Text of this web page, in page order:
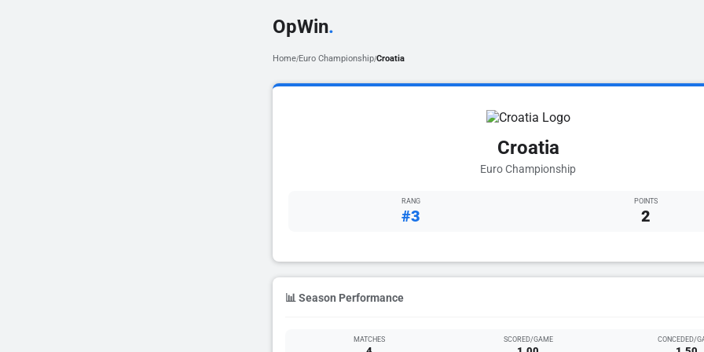
OpWin.
Home/Euro Championship/Croatia
Croatia
Euro Championship
RANG
#3
POINTS
2
📊 Season Performance
MATCHES SCORED/GAME CONCEDED/